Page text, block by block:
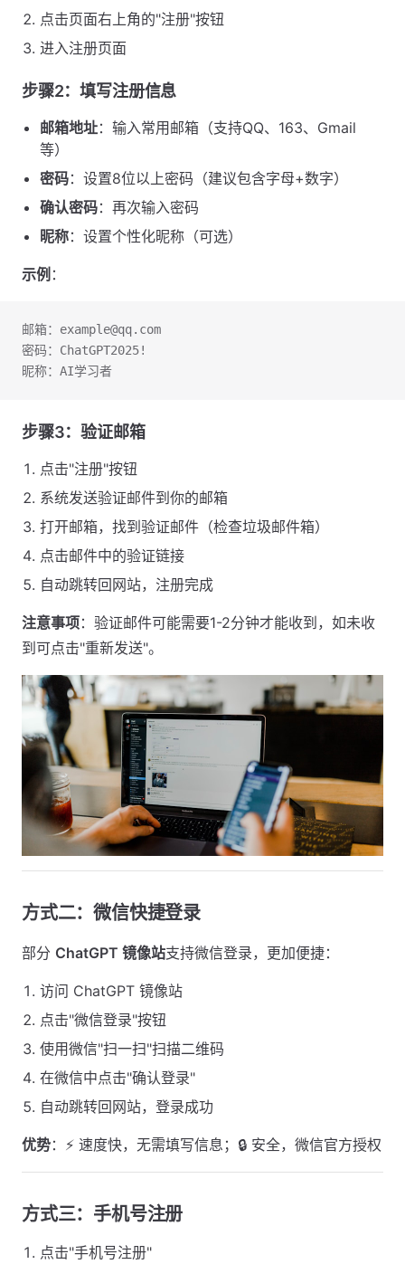
点击页面右上角的"注册"按钮
进入注册页面
步骤2：填写注册信息
邮箱地址：输入常用邮箱（支持QQ、163、Gmail
等）
密码：设置8位以上密码（建议包含字母+数字）
确认密码：再次输入密码
昵称：设置个性化昵称（可选）
示例 ：
邮箱：example@qq.com
密码：ChatGPT2025!
昵称：AI学习者
步骤3：验证邮箱
点击"注册"按钮
系统发送验证邮件到你的邮箱
打开邮箱，找到验证邮件（检查垃圾邮件箱）
点击邮件中的验证链接
自动跳转回网站，注册完成
注意事项：验证邮件可能需要1-2分钟才能收到，如未收
到可点击"重新发送"。
方式二：微信快捷登录
部分 ChatGPT 镜像站支持微信登录，更加便捷：
访问 ChatGPT 镜像站
点击"微信登录"按钮
使用微信"扫一扫"扫描二维码
在微信中点击"确认登录"
自动跳转回网站，登录成功
优势：⚡ 速度快，无需填写信息；🔒 安全，微信官方授权
方式三：手机号注册
点击"手机号注册"